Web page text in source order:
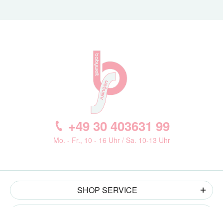
+49 30 403631 99
Mo. - Fr., 10 - 16 Uhr / Sa. 10-13 Uhr
SHOP SERVICE